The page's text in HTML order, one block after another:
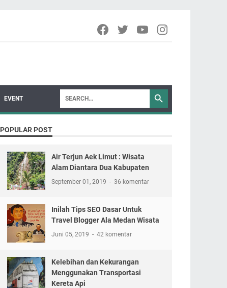
EVENT
POPULAR POST
Air Terjun Aek Limut : Wisata
Alam Diantara Dua Kabupaten
September 01, 2019 36 komentar
Inilah Tips SEO Dasar Untuk
Travel Blogger Ala Medan Wisata
Juni 05, 2019 42 komentar
Kelebihan dan Kekurangan
Menggunakan Transportasi
Kereta Api